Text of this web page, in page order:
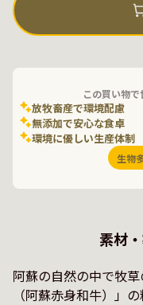
この買い物
放牧畜産で環境配慮
無添加で安心な食卓
環境に優しい生産体制
生物
素材
阿蘇の自然の中で牧
（阿蘇赤身和牛）」